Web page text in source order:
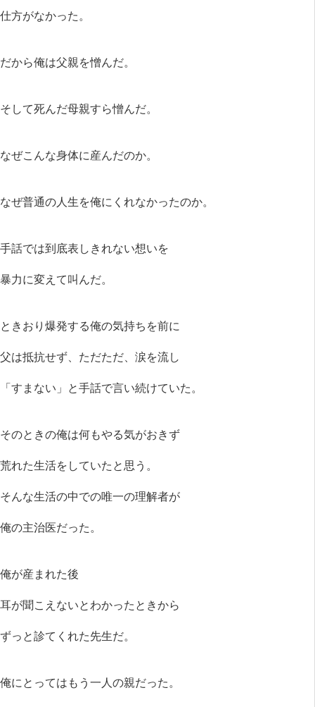
仕方がなかった。
だから俺は父親を憎んだ。
そして死んだ母親すら憎んだ。
なぜこんな身体に産んだのか。
なぜ普通の人生を俺にくれなかったのか。
手話では到底表しきれない想いを
暴力に変えて叫んだ。
ときおり爆発する俺の気持ちを前に
父は抵抗せず、ただただ、涙を流し
「すまない」と手話で言い続けていた。
そのときの俺は何もやる気がおきず
荒れた生活をしていたと思う。
そんな生活の中での唯一の理解者が
俺の主治医だった。
俺が産まれた後
耳が聞こえないとわかったときから
ずっと診てくれた先生だ。
俺にとってはもう一人の親だった。